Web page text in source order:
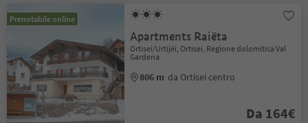
Prenotabile online
Apartments Raiëta
Ortisei/Urtijëi, Ortisei, Regione dolomitica Val
Gardena
806 m da Ortisei centro
Da 164€